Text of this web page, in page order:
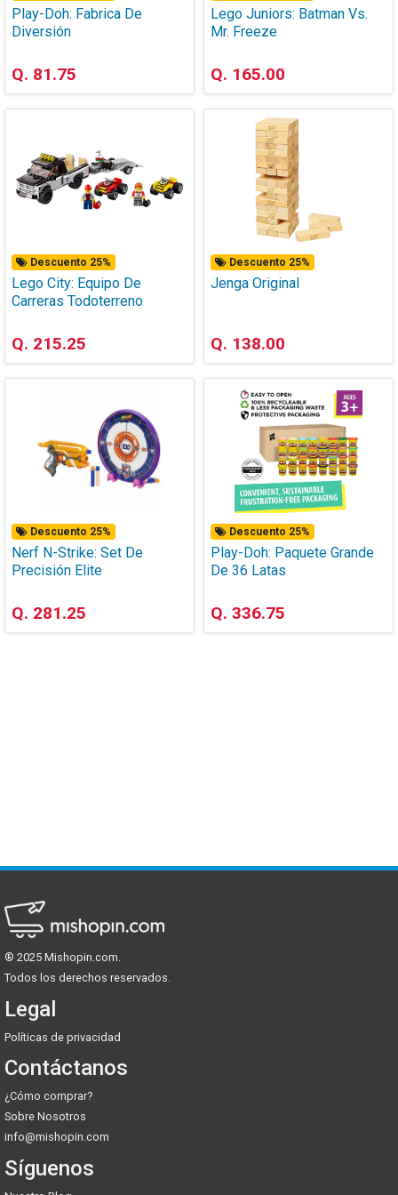
La batlancha mide más de 5 cm de altura, 15 cm de
longitud y 5 cm de ancho.
de longitud y 3 cm de ancho.
La celda de hielo mide más de 7 cm de altura, 3 cm de
Play-Doh: Fabrica De
Diversión
Q. 81.75
Lego Juniors: Batman Vs.
Mr. Freeze
Q. 165.00
Descuento 25%
Lego City: Equipo De
Carreras Todoterreno
Q. 215.25
Descuento 25%
Jenga Original
Q. 138.00
Descuento 25%
Nerf N-Strike: Set De
Precisión Elite
Q. 281.25
Descuento 25%
Play-Doh: Paquete Grande
De 36 Latas
Q. 336.75
Mishopin.com
® 2025 Mishopin.com.
Todos los derechos reservados.
Legal
Políticas de privacidad
Contáctanos
¿Cómo comprar?
Sobre Nosotros
info@mishopin.com
Síguenos